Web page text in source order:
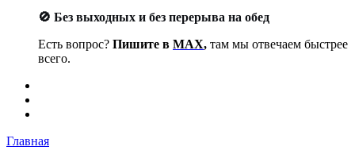
🚫 Без выходных и без перерыва на обед
Есть вопрос? Пишите в MAX, там мы отвечаем быстрее
всего.
Главная